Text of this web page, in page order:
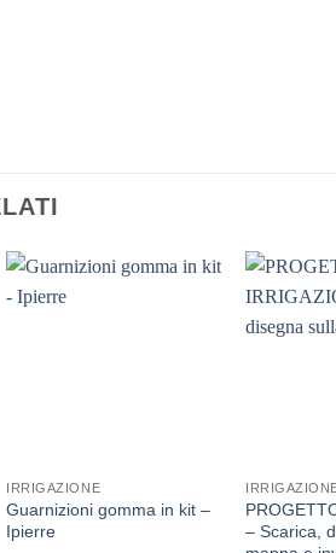
IRRIGAZIONE
Guarnizioni gomma in kit –
Ipierre
– Scarica,